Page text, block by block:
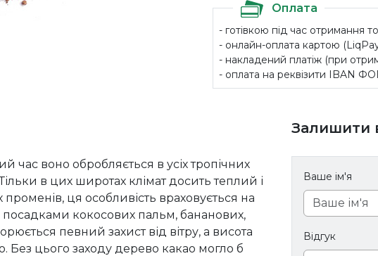
Оплата
- готівкою під час отримання
- онлайн-оплата картою
- накладений платіж (при
- оплата на реквізити IBAN
час воно обробляється в усіх тропічних
в цих широтах клімат досить теплий і
ця особливість враховується на
посадками кокосових пальм, бананових,
певний захист від вітру, а висота
цього заходу дерево какао могло б
Залишити
Ваше ім'я
Відгук